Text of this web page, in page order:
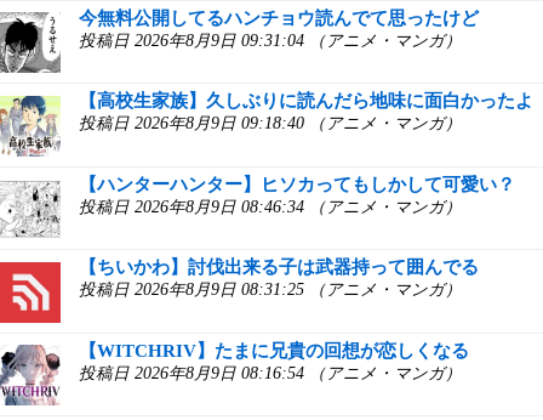
今無料公開してるハンチョウ読んでて思ったけど
投稿日 2026年8月9日 09:31:04 （アニメ・マンガ）
【高校生家族】久しぶりに読んだら地味に面白かったよ
投稿日 2026年8月9日 09:18:40 （アニメ・マンガ）
【ハンターハンター】ヒソカってもしかして可愛い？
投稿日 2026年8月9日 08:46:34 （アニメ・マンガ）
【ちいかわ】討伐出来る子は武器持って囲んでる
投稿日 2026年8月9日 08:31:25 （アニメ・マンガ）
【WITCHRIV】たまに兄貴の回想が恋しくなる
投稿日 2026年8月9日 08:16:54 （アニメ・マンガ）